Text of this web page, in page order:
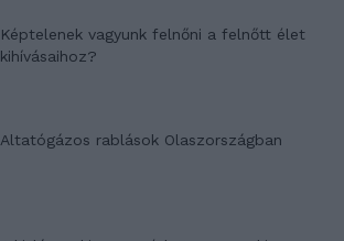
Képtelenek vagyunk felnőni a felnőtt élet
kihívásaihoz?
Altatógázos rablások Olaszországban